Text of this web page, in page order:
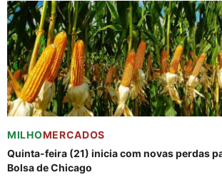
MILHOMERCADOS
Quinta-feira (21) inicia com novas perdas
Bolsa de Chicago